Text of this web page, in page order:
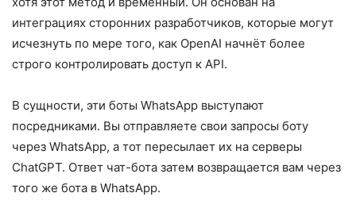
интеграциях сторонних разработчиков, которые могут
исчезнуть по мере того, как OpenAI начнёт более
строго контролировать доступ к API.
В сущности, эти боты WhatsApp выступают
посредниками. Вы отправляете свои запросы боту
через WhatsApp, а тот пересылает их на серверы
ChatGPT. Ответ чат-бота затем возвращается вам через
того же бота в WhatsApp.